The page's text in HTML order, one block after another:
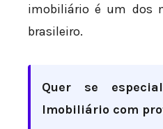
imobiliário é um dos
brasileiro.
Quer se
Imobiliário com